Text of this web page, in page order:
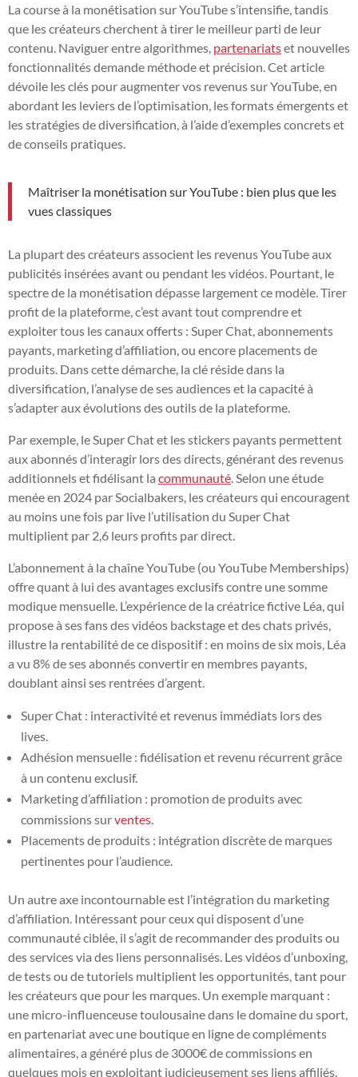
La course à la monétisation sur YouTube s’intensifie, tandis
que les créateurs cherchent à tirer le meilleur parti de leur
contenu. Naviguer entre algorithmes, partenariatset nouvelles
fonctionnalités demande méthode et précision. Cet article
dévoile les clés pour augmenter vos revenus sur YouTube, en
abordant les leviers de l’optimisation, les formats émergents et
les stratégies de diversification, à l’aide d’exemples concrets et
de conseils pratiques.
Maîtriser la monétisation sur YouTube : bien plus que les
vues classiques
La plupart des créateurs associent les revenus YouTube aux
publicités insérées avant ou pendant les vidéos. Pourtant, le
spectre de la monétisation dépasse largement ce modèle. Tirer
profit de la plateforme, c’est avant tout comprendre et
exploiter tous les canaux offerts : Super Chat, abonnements
payants, marketing d’affiliation, ou encore placements de
produits. Dans cette démarche, la clé réside dans la
diversification, l’analyse de ses audiences et la capacité à
s’adapter aux évolutions des outils de la plateforme.
Par exemple, le Super Chat et les stickers payants permettent
aux abonnés d’interagir lors des directs, générant des revenus
additionnels et fidélisant la communauté . Selon une étude
menée en 2024 par Socialbakers, les créateurs qui encouragent
au moins une fois par live l’utilisation du Super Chat
multiplient par 2,6 leurs profits par direct.
L’abonnement à la chaîne YouTube (ou YouTube Memberships)
offre quant à lui des avantages exclusifs contre une somme
modique mensuelle. L’expérience de la créatrice fictive Léa, qui
propose à ses fans des vidéos backstage et des chats privés,
illustre la rentabilité de ce dispositif : en moins de six mois, Léa
a vu 8% de ses abonnés convertir en membres payants,
doublant ainsi ses rentrées d’argent.
Super Chat : interactivité et revenus immédiats lors des
lives.
Adhésion mensuelle : fidélisation et revenu récurrent grâce
à un contenu exclusif.
Marketing d’affiliation : promotion de produits avec
commissions surventes
Placements de produits : intégration discrète de marques
pertinentes pour l’audience.
Un autre axe incontournable est l’intégration du marketing
d’affiliation. Intéressant pour ceux qui disposent d’une
communauté ciblée, il s’agit de recommander des produits ou
des services via des liens personnalisés. Les vidéos d’unboxing,
de tests ou de tutoriels multiplient les opportunités, tant pour
les créateurs que pour les marques. Un exemple marquant :
une micro-influenceuse toulousaine dans le domaine du sport,
en partenariat avec une boutique en ligne de compléments
alimentaires, a généré plus de 3000€ de commissions en
quelques mois en exploitant judicieusement ses liens affiliés.